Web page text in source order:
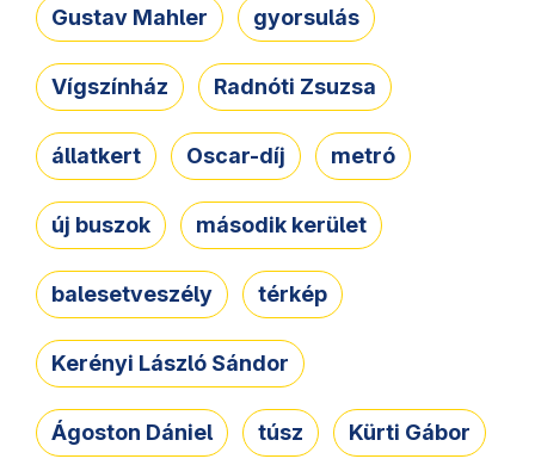
Gustav Mahler gyorsulás
Vígszínház Radnóti Zsuzsa
állatkert Oscar-díj metró
új buszok második kerület
balesetveszély térkép
Kerényi László Sándor
Ágoston Dániel túsz Kürti Gábor